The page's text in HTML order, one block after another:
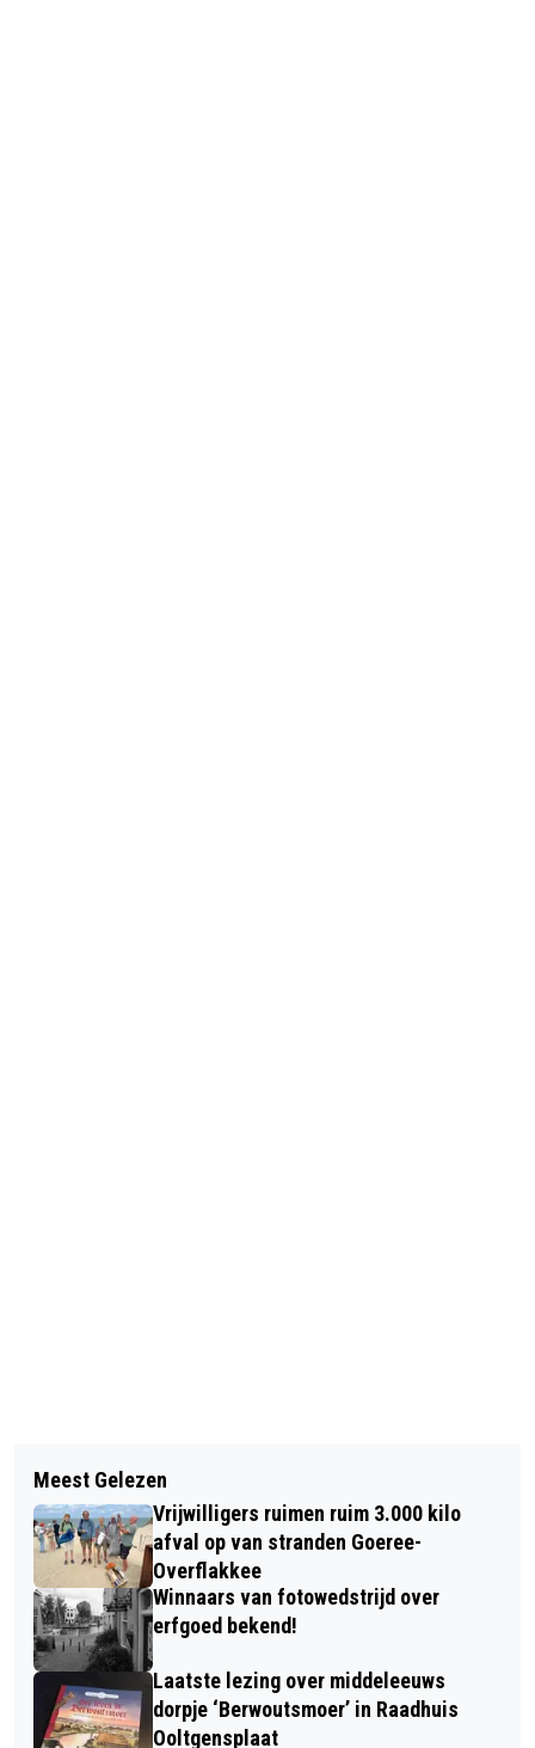
BETAALBAAR WONEN PRIJS OPEN
VOOR INSCHRIJVINGEN
GOEDEMORGEN, HET IS VANDAAG
WOENSDAG 30 APRIL
Meest Gelezen
Vrijwilligers ruimen ruim 3.000 kilo
afval op van stranden Goeree-
Overflakkee
Winnaars van fotowedstrijd over
erfgoed bekend!
Laatste lezing over middeleeuws
dorpje ‘Berwoutsmoer’ in Raadhuis
Ooltgensplaat